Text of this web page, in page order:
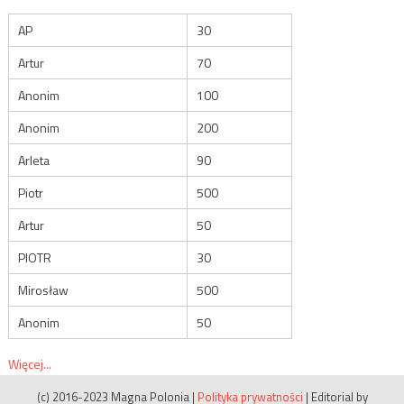
AP
30
Artur
70
Anonim
100
Anonim
200
Arleta
90
Piotr
500
Artur
50
PIOTR
30
Mirosław
500
Anonim
50
Więcej...
(c) 2016-2023 Magna Polonia | Polityka prywatności | Editorial by